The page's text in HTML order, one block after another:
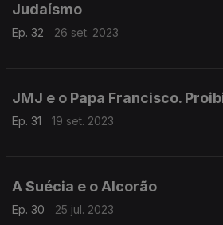
Judaísmo
Ep. 32 26 set. 2023
JMJ e o Papa Francisco.
Ep. 31 19 set. 2023
A Suécia e o Alcorão
Ep. 30
25 jul. 2023